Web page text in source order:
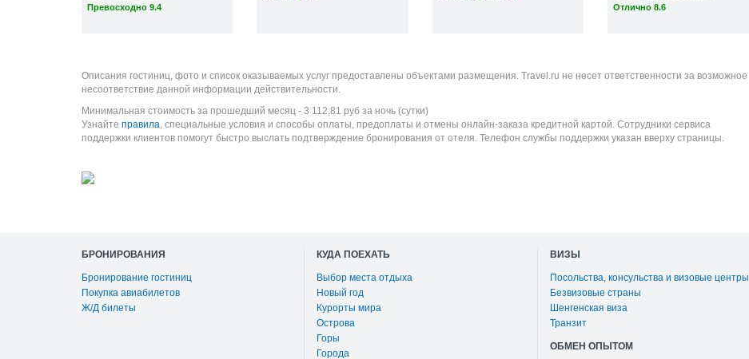
Превосходно 9.4
Отлично 8.6
Описания гостиниц, фото и список оказываемых услуг предоставлены объектами размещения. Travel.ru не несет ответственности за возможное
несоответствие данной информации действительности.
Минимальная стоимость за прошедший месяц - 3 112,81 руб за ночь (сутки)
Узнайте правила, специальные условия и способы оплаты, предоплаты и отмены онлайн-заказа кредитной картой. Сотрудники сервиса
поддержки клиентов помогут быстро выслать подтверждение бронирования от отеля. Телефон службы поддержки указан вверху страницы.
БРОНИРОВАНИЯ
Бронирование гостиниц
Покупка авиабилетов
Ж/Д билеты
КУДА ПОЕХАТЬ
Выбор места отдыха
Новый год
Курорты мира
Острова
Горы
Города
ВИЗЫ
Посольства, консульства и визовые центры
Безвизовые страны
Шенгенская виза
Транзит
ОБМЕН ОПЫТОМ